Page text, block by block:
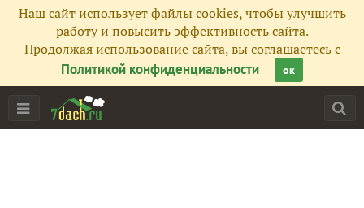
Наш сайт использует файлы cookies, чтобы улучшить
работу и повысить эффективность сайта.
Продолжая использование сайта, вы соглашаетесь с
Политикой конфиденциальности
ок